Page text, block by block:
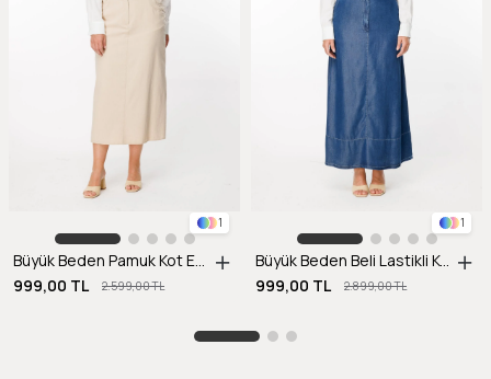
1
Büyük Beden Pamuk Kot Etek-BEJ
999,00 TL
2.599,00 TL
1
Büyük Beden Beli Lastikli Kot Etek-K.MAVI
999,00 TL
2.899,00 TL